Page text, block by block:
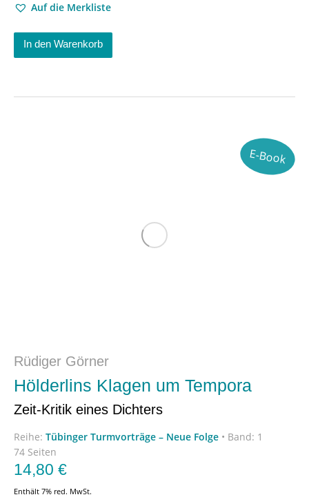
Auf die Merkliste
In den Warenkorb
E-Book
Rüdiger Görner
Hölderlins Klagen um Tempora
Zeit-Kritik eines Dichters
Reihe: Tübinger Turmvorträge – Neue Folge • Band: 1
74 Seiten
14,80 €
Enthält 7% red. MwSt.